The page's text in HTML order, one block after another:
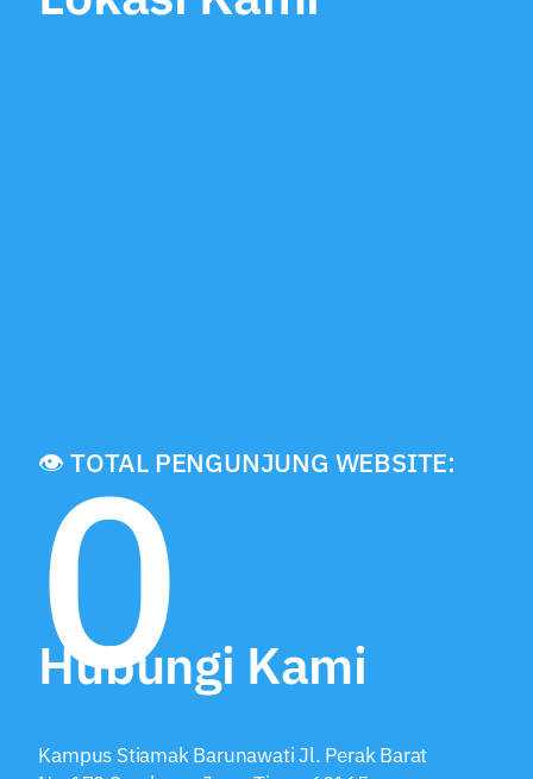
👁️ TOTAL PENGUNJUNG WEBSITE:
0
Hubungi Kami
Kampus Stiamak Barunawati Jl. Perak Barat